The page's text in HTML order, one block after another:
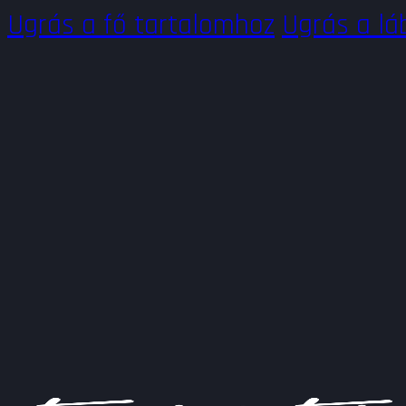
Ugrás a fő tartalomhoz Ugrás a